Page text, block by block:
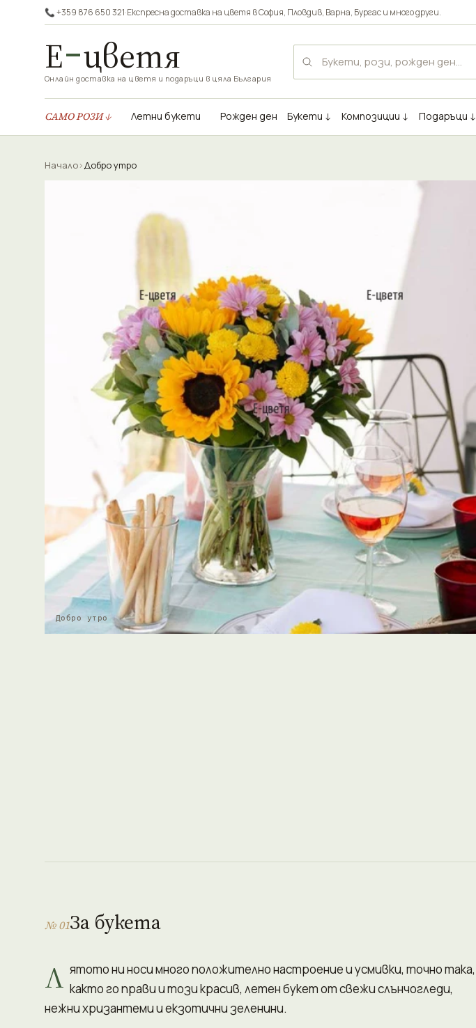
📞 +359 876 650 321·Експресна доставка на цветя вСофия, Пловдив, Варна, Бургаси много други.
Е цветя
Онлайн доставка на цветя и подаръци в цяла България
САМО РОЗИ ↓ Летни букети Рожден ден Букети ↓ Композиции ↓ Подаръци ↓
Начало›Добро утро
Добро утро
№ 01За букета
Л ятото ни носи много положително настроение и усмивки, точно така,
както го прави и този красив, летен букет от свежи слънчогледи,
нежни хризантеми и екзотични зеленини.